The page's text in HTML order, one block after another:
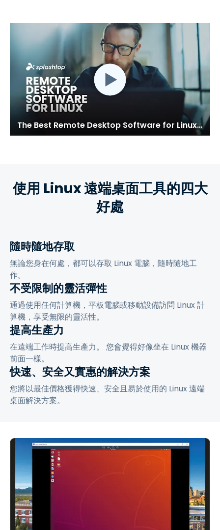
The Best Remote Desktop Software for Linux: Splashtop
使用 Linux 遠端桌面工具的四大
好處
隨時隨地存取
無論您身在何處，都可以存取 Linux 電腦，隨時隨地工
作。
不受限制的靈活彈性
通過使用任何計算機，平板電腦或移動設備訪問 Linux 計
算機，享受無限的靈活性。
提高生產力
在遠端工作時提高生產力。 您會覺得好像坐在 Linux 機器
前面一樣。
快速、安全又實惠的解決方案
您將以最佳價格獲得快速、安全且易於使用的 Linux 遠端
桌面解決方案。